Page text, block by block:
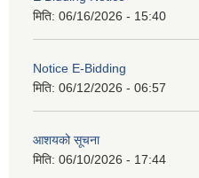
मिति: 06/16/2026 - 15:40
Notice E-Bidding
मिति: 06/12/2026 - 06:57
आशयको सूचना
मिति: 06/10/2026 - 17:44